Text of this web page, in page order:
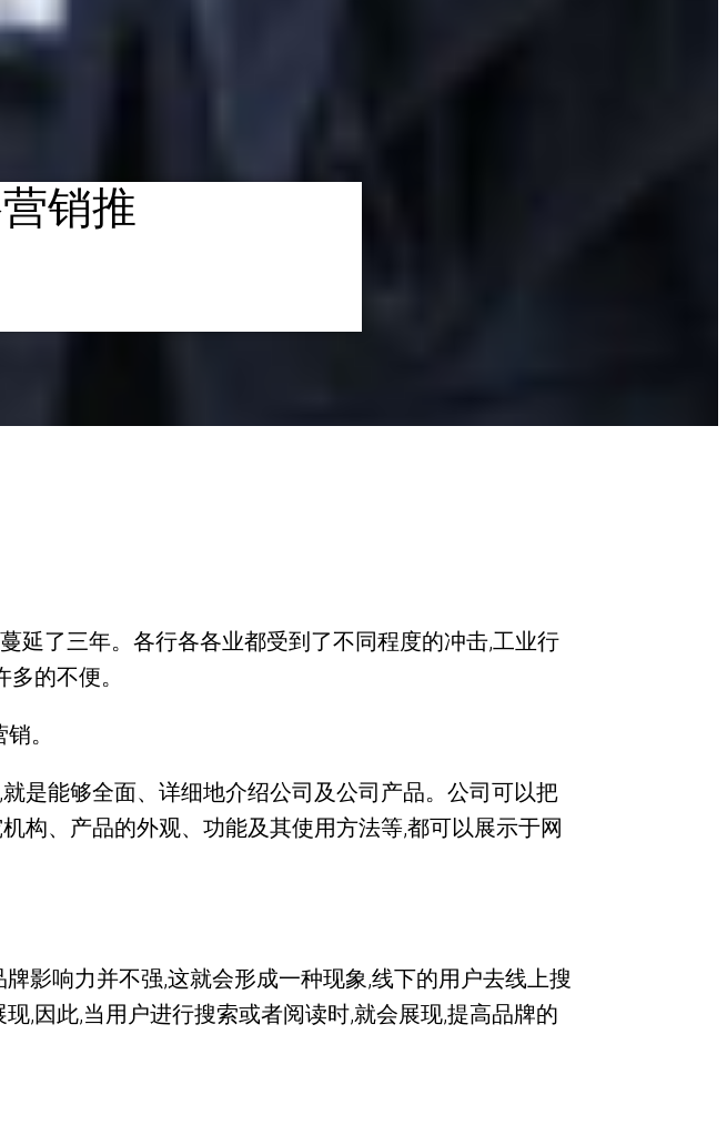
销推
延了三年。各行各各业都受到了不同程度的冲击,工业行
的不便。
。
是能够全面、详细地介绍公司及公司产品。公司可以把
构、产品的外观、功能及其使用方法等,都可以展示于网
影响力并不强,这就会形成一种现象,线下的用户去线上搜
,因此,当用户进行搜索或者阅读时,就会展现,提高品牌的